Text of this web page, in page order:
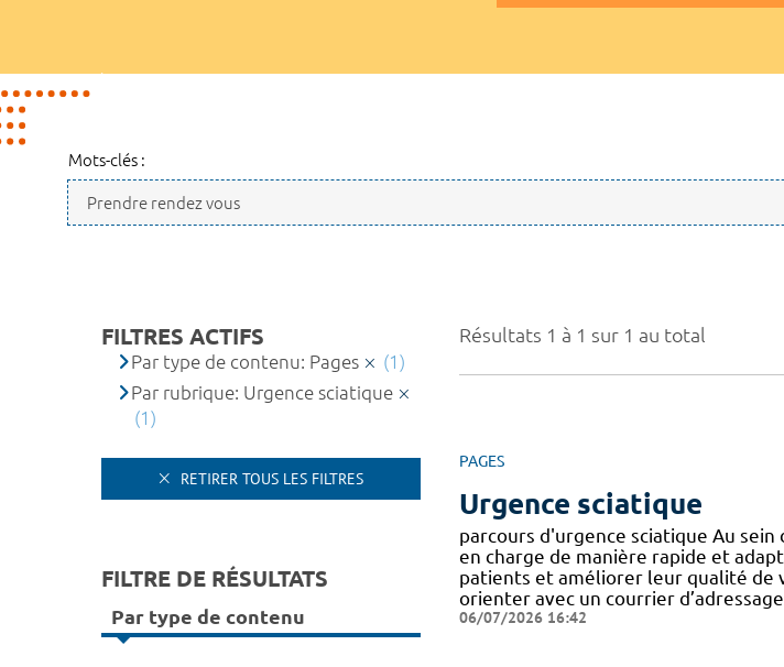
Mots-clés :
Résultats 1 à 1 sur 1 au total
PAGES
Urgence sciatique
parcours d'urgence sciatique Au
en charge de manière rapide et
patients et améliorer leur qualité de
orienter avec un courrier
06/07/2026 16:42
FILTRES ACTIFS
Par type de contenu: Pages
(1)
Par rubrique: Urgence sciatique
(1)
RETIRER TOUS LES FILTRES
FILTRE DE RÉSULTATS
Par type de contenu